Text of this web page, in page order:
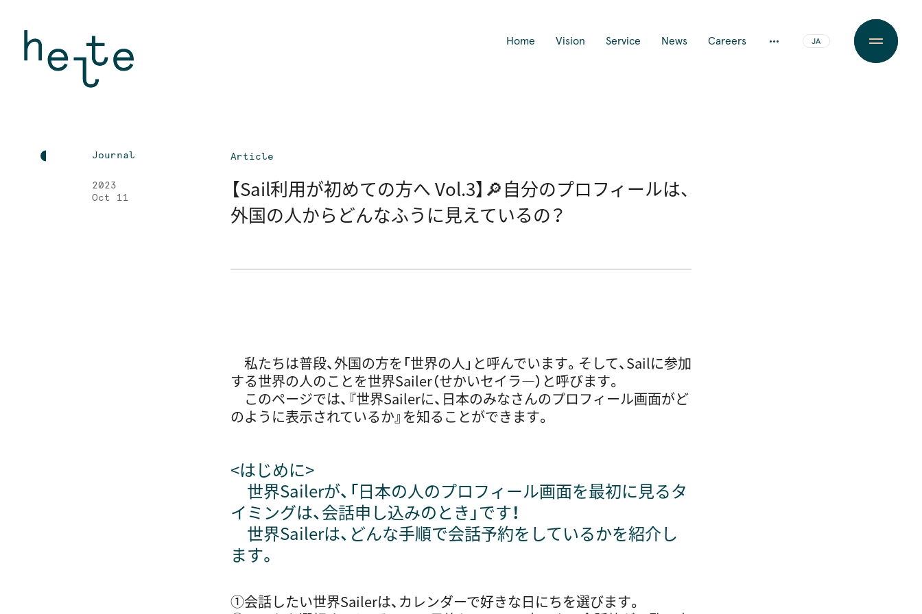
Home Vision Service News Careers
JA
Journal
2023
Oct 11
Article
【Sail利用が初めての方へ Vol.3】🔎自分のプロフィールは、
外国の人からどんなふうに見えているの？
私たちは普段、外国の方を「世界の人」と呼んでいます。そして、Sailに参加
する世界の人のことを世界Sailer（せかいセイラ―）と呼びます。
このページでは、『世界Sailerに、日本のみなさんのプロフィール画面がど
のように表示されているか』を知ることができます。
＜はじめに＞
世界Sailerが、「日本の人のプロフィール画面を最初に見るタ
イミングは、会話申し込みのとき」です！
世界Sailerは、どんな手順で会話予約をしているかを紹介し
ます。
①会話したい世界Sailerは、カレンダーで好きな日にちを選びます。